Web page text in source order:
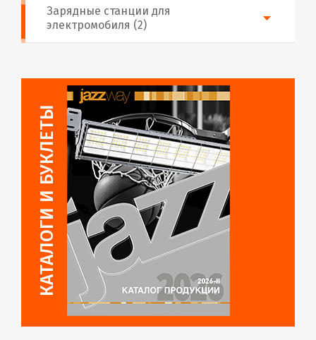
Зарядные станции для
электромобиля (2)